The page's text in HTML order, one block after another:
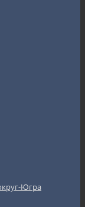
Югра